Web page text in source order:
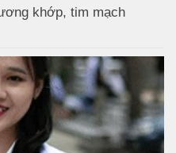
khớp, tim mạch